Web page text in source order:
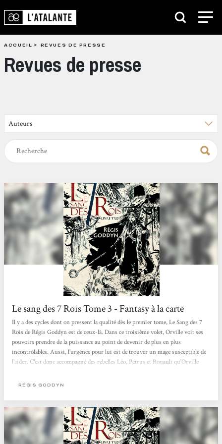
ACCUEIL REVUES DE PRESSE
Revues de presse
Le sang des 7 Rois Tome 3 - Fantasy à la carte
Il y a des cycles dont on pressent la qualité dès le premier tome, Le Sang des 7
Rois de Régis Goddyn est de ceux-là. Dans ce troisième volet, Orville voit ses
pouvoirs prendre de la puissance au point de devenir de plus en plus
incontrôlables. Aussi, l'urgence pour lui est de trouver un mage susceptible de
l'aider. C'est donc accompagné des rebelles Léo, Pétrus et Rouault qu'Orville
d'ailleurs le ramener sur sa terre natale où il devra affronter autant ses
RÉGIS GODDYN